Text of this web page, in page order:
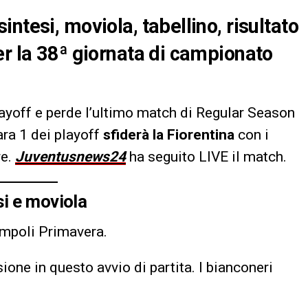
moviola, tabellino, risultato
la 38ª giornata di campionato
e perde l’ultimo match di Regular Season
1 dei playoff sfiderà la Fiorentina con i
Juventusnews24ha seguito LIVE il match.
e moviola
Primavera.
in questo avvio di partita. I bianconeri